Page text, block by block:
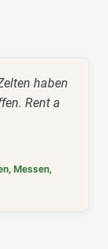
haben
Rent a
Messen,